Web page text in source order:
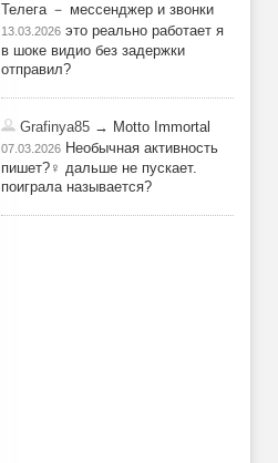
Телега － мессенджер и звонки
13.03.2026 это реально работает я
в шоке видио без задержки
отправил?
Grafinya85 → Motto Immortal
07.03.2026 Необычная активность
пишет?‍♀️ дальше не пускает.
поиграла называется?